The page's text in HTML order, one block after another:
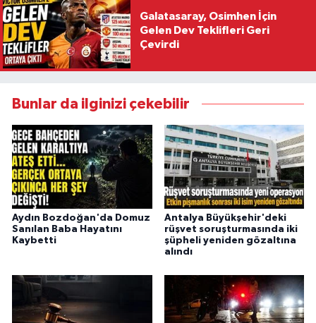
Galatasaray, Osimhen İçin
Gelen Dev Teklifleri Geri
Çevirdi
Bunlar da ilginizi çekebilir
Aydın Bozdoğan'da Domuz
Sanılan Baba Hayatını
Kaybetti
Antalya Büyükşehir'deki
rüşvet soruşturmasında iki
şüpheli yeniden gözaltına
alındı